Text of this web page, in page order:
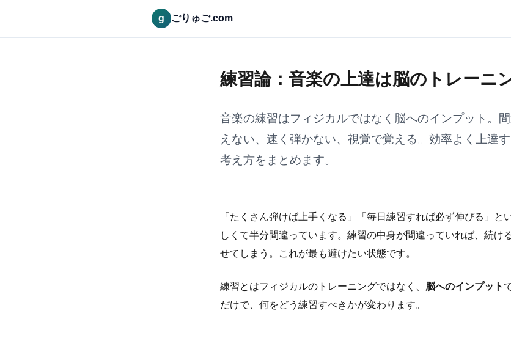
g ごりゅご.com
練習論：音楽の上達は脳のトレーニ
音楽の練習はフィジカルではなく脳へのインプット。
えない、速く弾かない、視覚で覚える。効率よく上達
考え方をまとめます。
「たくさん弾けば上手くなる」「毎日練習すれば必ず伸びる」と
しくて半分間違っています。練習の中身が間違っていれば、続け
せてしまう。これが最も避けたい状態です。
練習とはフィジカルのトレーニングではなく、 脳へのインプット
だけで、何をどう練習すべきかが変わります。